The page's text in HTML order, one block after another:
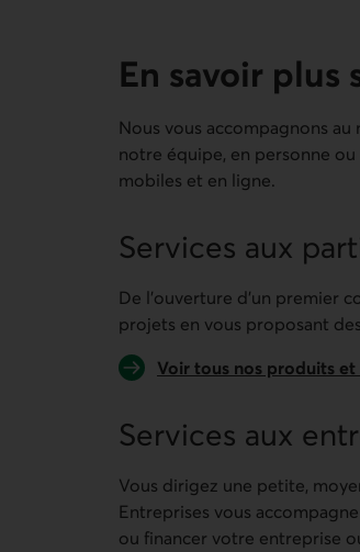
En savoir plus
Nous vous accompagnons
notre équipe, en personne
mobiles et en ligne.
Services aux
De l’ouverture d’un premier
projets en vous proposant
Voir tous nos produits et
Services aux
Vous dirigez une petite,
Entreprises vous
ou financer votre entreprise